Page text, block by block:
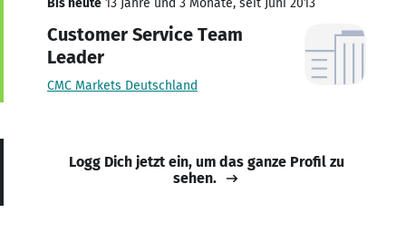
Customer Service Team
Leader
CMC Markets Deutschland
Logg Dich jetzt ein, um das ganze Profil zu
sehen.